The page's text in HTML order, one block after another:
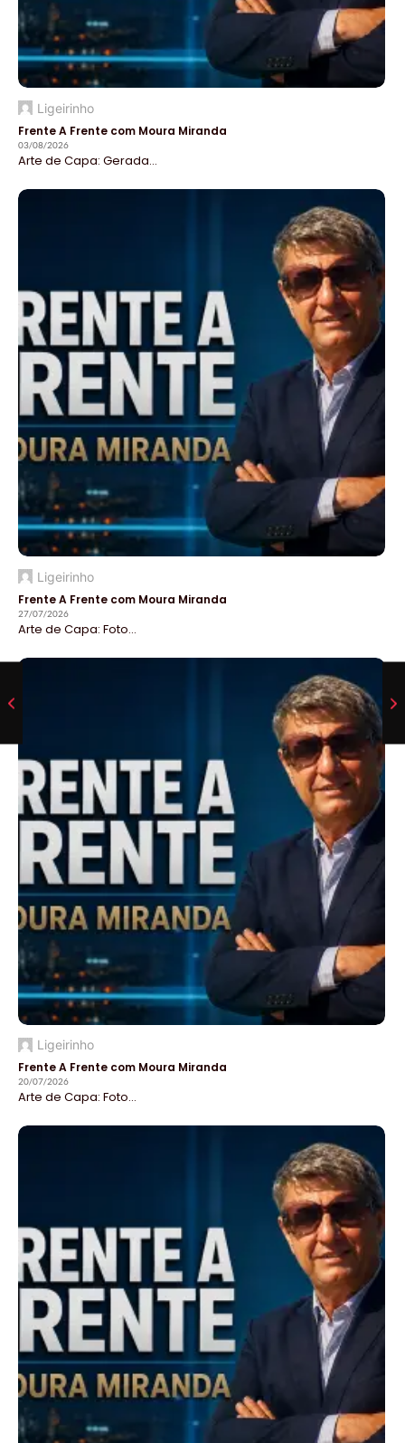
Ligeirinho
Frente A Frente com Moura Miranda
03/08/2026
Arte de Capa: Gerada...
Ligeirinho
Frente A Frente com Moura Miranda
27/07/2026
Arte de Capa: Foto...
Ligeirinho
Frente A Frente com Moura Miranda
20/07/2026
Arte de Capa: Foto...